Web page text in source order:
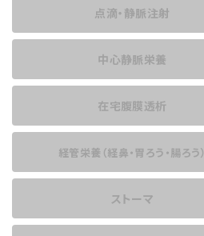
点滴・静脈注射
中心静脈栄養
在宅腹膜透析
経管栄養 （経鼻・胃ろう・腸ろう）
ストーマ